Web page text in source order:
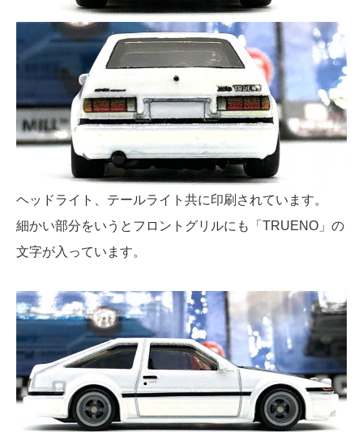
ヘッドライト、テールライト共に印刷されています。
細かい部分をいうとフロントグリルにも「TRUENO」の
文字が入っています。